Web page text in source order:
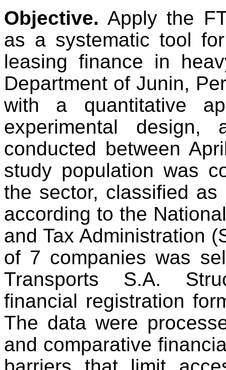
Objective. Apply the
as a systematic tool
leasing finance in
Department of Junin,
with a quantitative
experimental design,
conducted between
study population was
the sector, classified as
according to the
and Tax Administration
of 7 companies was
Transports S.A.
financial registration
The data were
and comparative